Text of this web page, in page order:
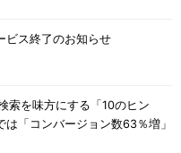
ビス終了のお知らせ
索を味方にする「10のヒン
「コンバージョン数63％増」